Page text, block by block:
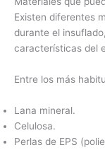
Existen diferentes
durante el
características del
Entre los más
Lana mineral.
Celulosa.
Perlas de EPS